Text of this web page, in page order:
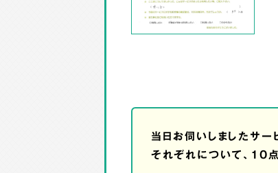
当日お伺いしましたサー
それぞれについて、10